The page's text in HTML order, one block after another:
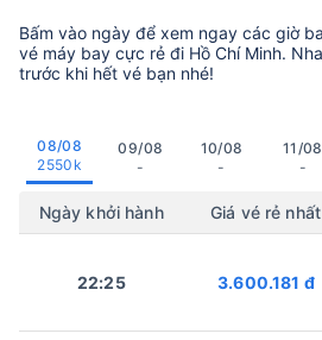
Bấm vào ngày để xem ngay các giờ
vé máy bay cực rẻ đi Hồ Chí Minh.
trước khi hết vé bạn nhé!
08/08
2550k
09/08
-
10/08
-
11/08
-
Ngày khởi hành Giá vé rẻ nhất
22:25 3.600.181 đ